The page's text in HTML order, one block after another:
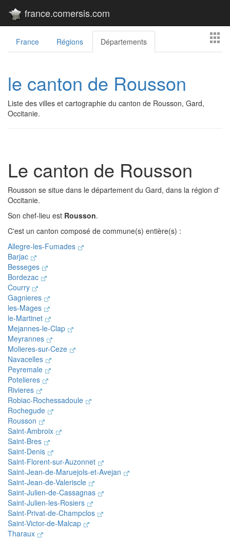
france.comersis.com
France Régions Départements
le canton de Rousson
Liste des villes et cartographie du canton de Rousson, Gard,
Occitanie.
Le canton de Rousson
Rousson se situe dans le département du Gard, dans la région d'
Occitanie.
Son chef-lieu est Rousson.
C'est un canton composé de commune(s) entière(s) :
Allegre-les-Fumades
Barjac
Besseges
Bordezac
Courry
Gagnieres
les-Mages
le-Martinet
Mejannes-le-Clap
Meyrannes
Molieres-sur-Ceze
Navacelles
Peyremale
Potelieres
Rivieres
Robiac-Rochessadoule
Rochegude
Rousson
Saint-Ambroix
Saint-Bres
Saint-Denis
Saint-Florent-sur-Auzonnet
Saint-Jean-de-Maruejols-et-Avejan
Saint-Jean-de-Valeriscle
Saint-Julien-de-Cassagnas
Saint-Julien-les-Rosiers
Saint-Privat-de-Champclos
Saint-Victor-de-Malcap
Tharaux